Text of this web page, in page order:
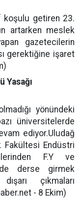
koşulu getiren 23.
artarken meslek
gazetecilerin
gerektiğine işaret
Yasağı
yönündeki
üniversitelerde
ediyor.Uludağ
Fakültesi Endüstri
F.Y ve
derse girmek
çıkmaları
- 8 Ekim)